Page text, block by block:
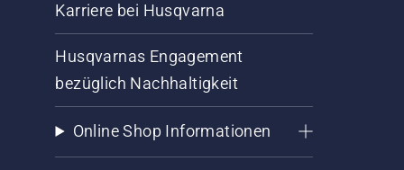
Karriere bei Husqvarna
Husqvarnas Engagement
bezüglich Nachhaltigkeit
Online Shop Informationen